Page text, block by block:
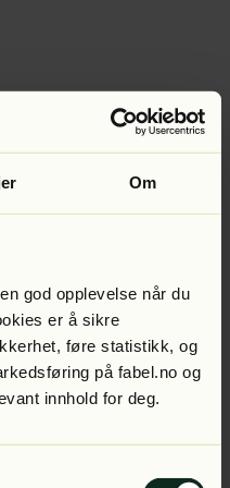
Om
god opplevelse når du
er å sikre
føre statistikk, og
på fabel.no og
innhold for deg.